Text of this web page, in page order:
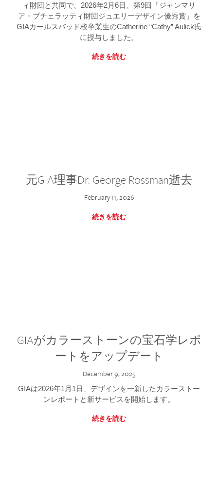
ィ財団と共同で、2026年2月6日、第9回「ジャンマリ
ア・ブチェラッティ財団ジュエリーデザイン優秀賞」を
GIAカールスバッド校卒業生のCatherine “Cathy” Aulick氏
に授与しました。
続きを読む
元GIA理事Dr. George Rossman逝去
February 11, 2026
続きを読む
GIAがカラーストーンの宝石学レポ
ートをアップデート
December 9, 2025
GIAは2026年1月1日、デザインを一新したカラーストー
ンレポートと新サービスを開始します。
続きを読む